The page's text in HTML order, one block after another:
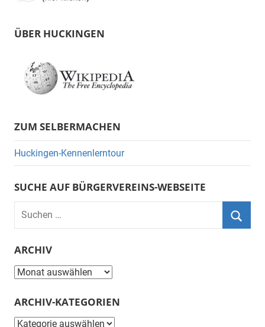
ÜBER HUCKINGEN
ZUM SELBERMACHEN
Huckingen-Kennenlerntour
SUCHE AUF BÜRGERVEREINS-WEBSEITE
Suchen
ARCHIV
Archiv
ARCHIV-KATEGORIEN
Archiv-